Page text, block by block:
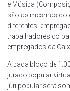
e Música
são as mesmas do
diferentes:
trabalhadores do
empregados da
A cada bloco de
jurado popular
júri popular será